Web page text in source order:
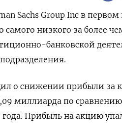
Sachs Group Inc в первом
низкого за более
банковской
о снижении прибыли за
миллиарда по
Прибыль на акцию